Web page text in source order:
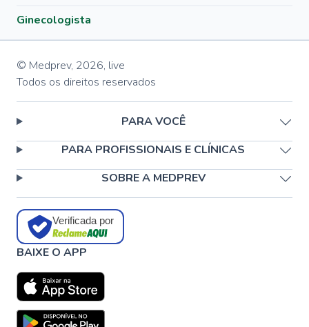
Ginecologista
© Medprev, 2026, live
Todos os direitos reservados
PARA VOCÊ
PARA PROFISSIONAIS E CLÍNICAS
SOBRE A MEDPREV
Verificada por
BAIXE O APP